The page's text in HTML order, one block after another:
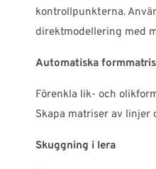
kontrollpunkterna.
direktmodellering med
Automatiska
Förenkla lik- och
Skapa matriser av linjer
Skuggning i lera